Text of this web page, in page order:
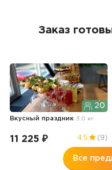
Заказ
20
Вкусный праздник 3.0 кг
11 225 ₽ 4.5 (9)
Все